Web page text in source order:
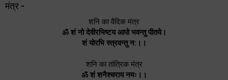
मंत्र -
शनि का वैदिक मंत्र
ॐ शं नो देवीरभिष्टय आपो भवन्तु पीतये।
शं योरभि स्त्रवन्तु न:।।
शनि का तांत्रिक मंत्र
ॐ शं शनैश्चराय नमः।।